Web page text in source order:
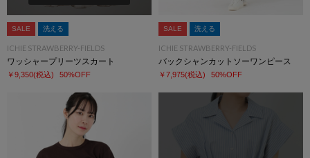
SALE 洗える
ICHIE STRAWBERRY-FIELDS
ワッシャープリーツスカート
￥9,350(税込) 50%OFF
SALE 洗える
ICHIE STRAWBERRY-FIELDS
バックシャンカットソーワンピース
￥7,975(税込) 50%OFF